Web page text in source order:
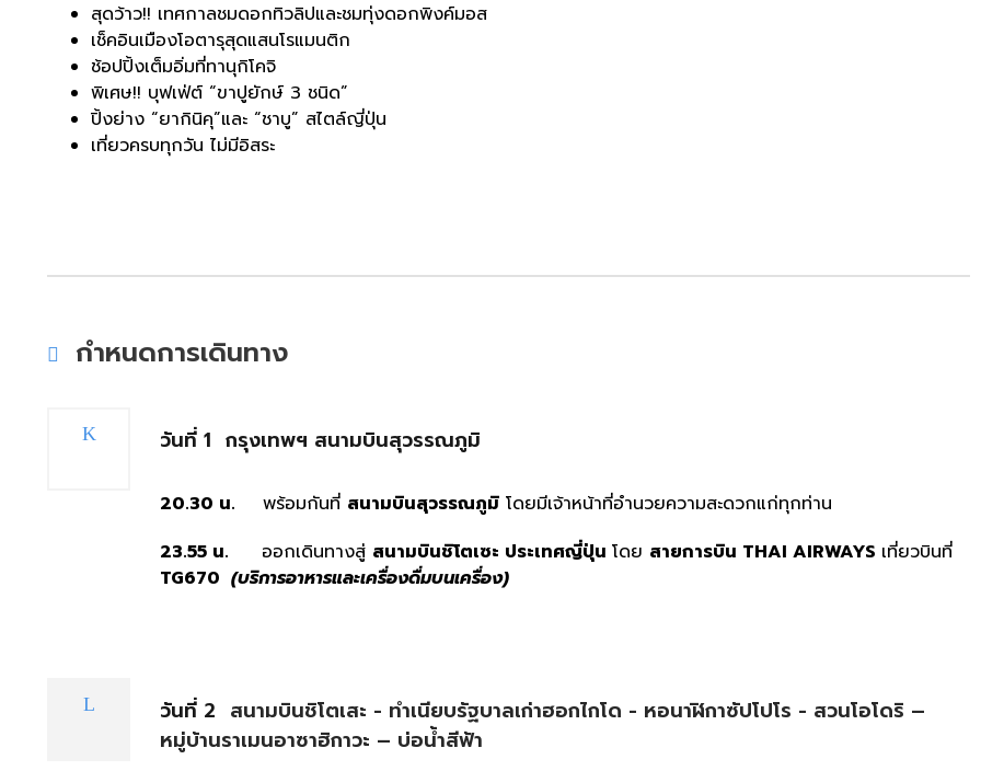
สุดว้าว!! เทศกาลชมดอกทิวลิปและชมทุ่งดอกพิงค์มอส
เช็คอินเมืองโอตารุสุดแสนโรแมนติก
ช้อปปิ้งเต็มอิ่มที่ทานุกิโคจิ
พิเศษ!! บุฟเฟ่ต์ “ขาปูยักษ์ 3 ชนิด”
ปิ้งย่าง “ยากินิคุ”และ “ชาบู” สไตล์ญี่ปุ่น
เที่ยวครบทุกวัน ไม่มีอิสระ
กำหนดการเดินทาง
วันที่ 1 กรุงเทพฯ สนามบินสุวรรณภูมิ
20.30 น. พร้อมกันที่ สนามบินสุวรรณภูมิ โดยมีเจ้าหน้าที่อำนวยความสะดวกแก่ทุกท่าน
23.55 น.
ออกเดินทางสู่ สนามบินชิโตเซะ ประเทศญี่ปุ่น โดย สายการบิน THAI AIRWAYS เที่ยวบินที่
TG670 (บริการอาหารและเครื่องดื่มบนเครื่อง)
วันที่ 2 สนามบินชิโตเสะ - ทำเนียบรัฐบาลเก่าฮอกไกโด - หอนาฬิกาซัปโปโร - สวนโอโดริ –
หมู่บ้านราเมนอาซาฮิกาวะ – บ่อน้ำสีฟ้า